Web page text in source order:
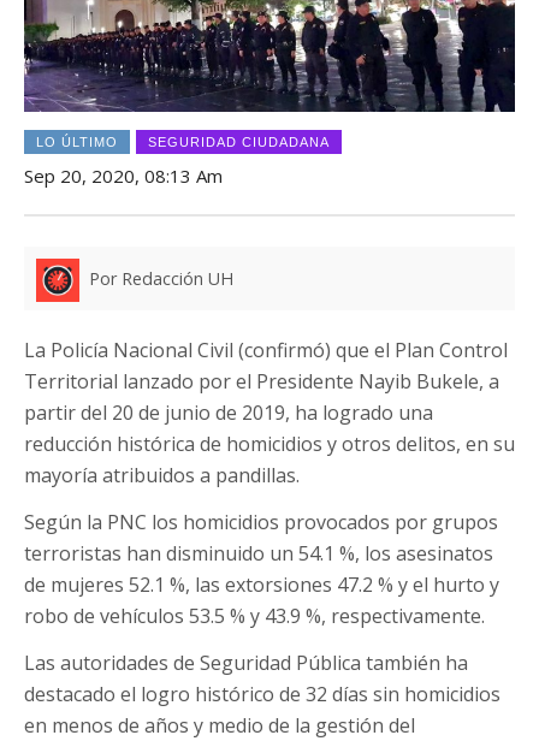
LO ÚLTIMO SEGURIDAD CIUDADANA
Sep 20, 2020, 08:13 Am
Por Redacción UH
La Policía Nacional Civil (confirmó) que el Plan Control
Territorial lanzado por el Presidente Nayib Bukele, a
partir del 20 de junio de 2019, ha logrado una
reducción histórica de homicidios y otros delitos, en su
mayoría atribuidos a pandillas.
Según la PNC los homicidios provocados por grupos
terroristas han disminuido un 54.1 %, los asesinatos
de mujeres 52.1 %, las extorsiones 47.2 % y el hurto y
robo de vehículos 53.5 % y 43.9 %, respectivamente.
Las autoridades de Seguridad Pública también ha
destacado el logro histórico de 32 días sin homicidios
en menos de años y medio de la gestión del